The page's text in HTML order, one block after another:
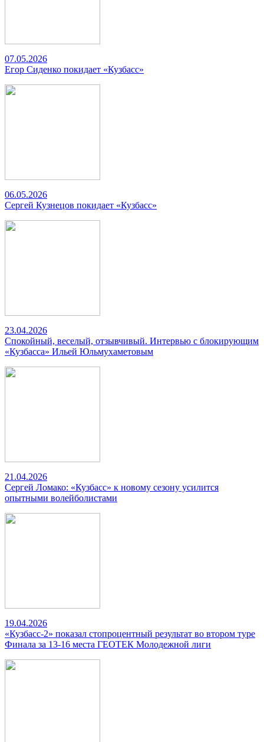
07.05.2026
Егор Сиденко покидает «Кузбасс»
06.05.2026
Сергей Кузнецов покидает «Кузбасс»
23.04.2026
Спокойный, веселый, отзывчивый. Интервью с блокирующим
«Кузбасса» Ильей Юльмухаметовым
21.04.2026
Сергей Ломако: «Кузбасс» к новому сезону усилится
опытными волейболистами
19.04.2026
«Кузбасс-2» показал стопроцентный результат во втором туре
Финала за 13-16 места ГЕОТЕК Молодежной лиги